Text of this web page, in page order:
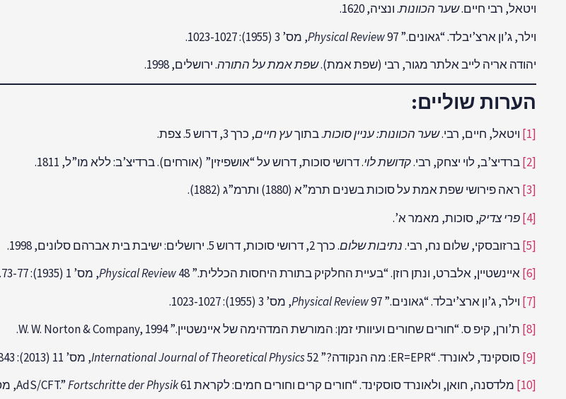
ויטאל, רבי חיים.שער הכוונות. ונציה, 1620.
וילר, ג’ון ארצ’יבלד. “גאונים.”
Physical Review97, מס’ 3 (1955): 1023-1027.
יהודה אריה לייב אלתר מגור, רבי (שפת אמת).שפת אמת על התורה. ירושלים, 1998.
הערות שוליים:
[1] ויטאל, חיים, רבי.שער הכוונות: עניין סוכות. בתוךעץ חיים, כרך 3, דרוש 5. צפת.
[2]
ברדיצ’ב, לוי יצחק, רבי.קדושת לוי. דרושי סוכות, דרוש על “אושפיזין” (אורחים). ברדיצ’ב: ללא מו”ל, 1811.
[3]
ראה פירושי שפת אמת על סוכות בשנים תרמ”א (1880) ותרמ”ג (1882).
[4]
פרי צדיק, סוכות, מאמר א’.
[5]
ברזובסקי, שלום נח, רבי.נתיבות שלום. כרך 2, דרושי סוכות, דרוש 5. ירושלים: ישיבת בית אברהם סלונים, 1998.
[6]
איינשטיין, אלברט, ונתן רוזן.“בעיית החלקיק בתורת היחסות הכללית.” Physical Review48, מס’ 1 (1935): 73-77.
[7]
וילר, ג’ון ארצ’יבלד. “גאונים.” Physical Review97, מס’ 3 (1955): 1023-1027.
[8]
ת’ורן, קיפ ס. “חורים שחורים ועיוותי זמן: המורשת המדהימה של איינשטיין.” W. W. Norton & Company, 1994.
[9]
סוסקינד, לאונרד. “ER=EPR: מה הנקודה?” International Journal of Theoretical Physics52, מס’ 11 (2013): 3830-3843.
[10]
מלדסנה, חואן, ולאונרד סוסקינד. “חורים קרים וחורים חמים: לקראת AdS/CFT.” Fortschritte der Physik61, מס’ 9 (2013): 781-800.